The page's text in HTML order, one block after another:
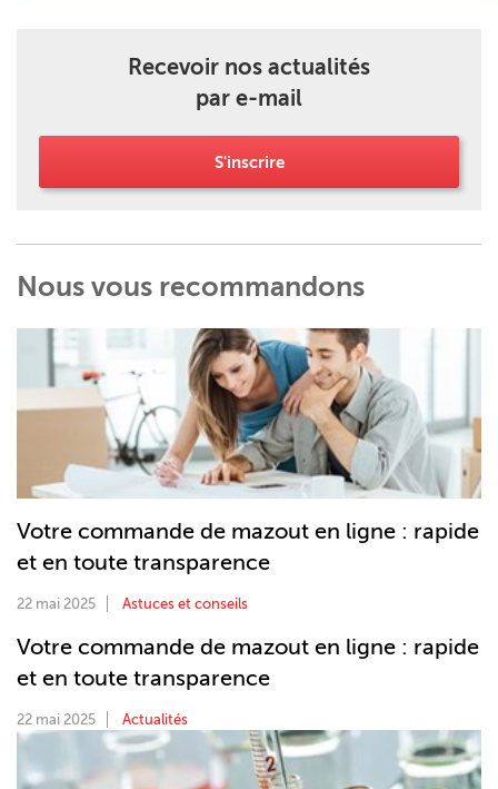
Recevoir nos actualités
par e-mail
S'inscrire
Nous vous recommandons
Votre commande de mazout en ligne : rapide
et en toute transparence
22 mai 2025 Astuces et conseils
Votre commande de mazout en ligne : rapide
et en toute transparence
22 mai 2025 Actualités